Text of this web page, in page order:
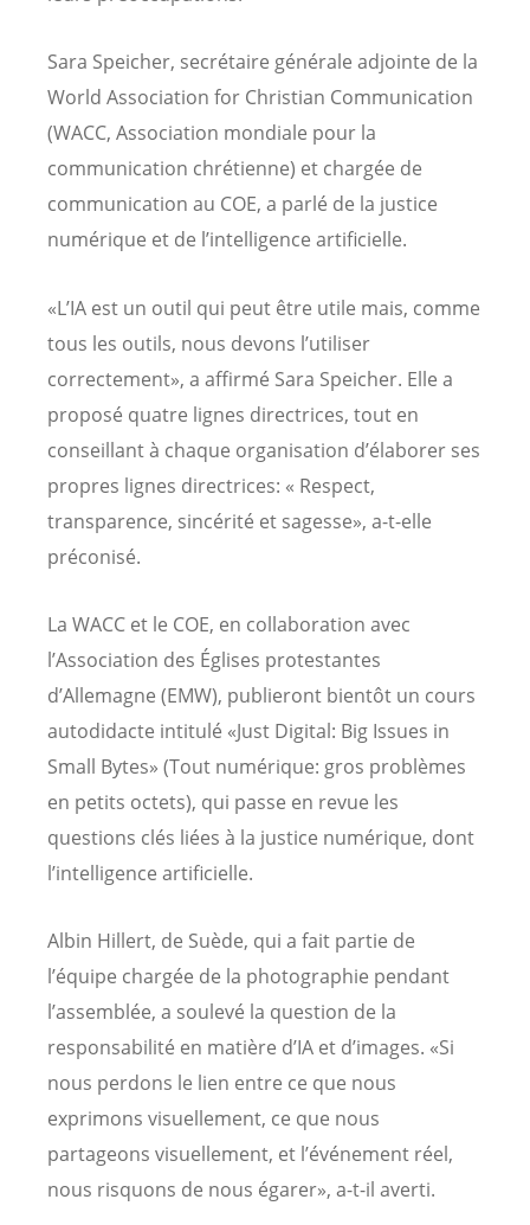
Sara Speicher, secrétaire générale adjointe de la
World Association for Christian Communication
(WACC, Association mondiale pour la
communication chrétienne) et chargée de
communication au COE, a parlé de la justice
numérique et de l’intelligence artificielle.
«L’IA est un outil qui peut être utile mais, comme
tous les outils, nous devons l’utiliser
correctement», a affirmé Sara Speicher. Elle a
proposé quatre lignes directrices, tout en
conseillant à chaque organisation d’élaborer ses
propres lignes directrices: « Respect,
transparence, sincérité et sagesse», a-t-elle
préconisé.
La WACC et le COE, en collaboration avec
l’Association des Églises protestantes
d’Allemagne (EMW), publieront bientôt un cours
autodidacte intitulé «Just Digital: Big Issues in
Small Bytes» (Tout numérique: gros problèmes
en petits octets), qui passe en revue les
questions clés liées à la justice numérique, dont
l’intelligence artificielle.
Albin Hillert, de Suède, qui a fait partie de
l’équipe chargée de la photographie pendant
l’assemblée, a soulevé la question de la
responsabilité en matière d’IA et d’images. «Si
nous perdons le lien entre ce que nous
exprimons visuellement, ce que nous
partageons visuellement, et l’événement réel,
nous risquons de nous égarer», a-t-il averti.